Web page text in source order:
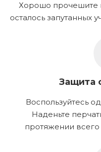
Хорошо прочешите
осталось запутанных
Защита
Воспользуйтесь
Наденьте
протяжении